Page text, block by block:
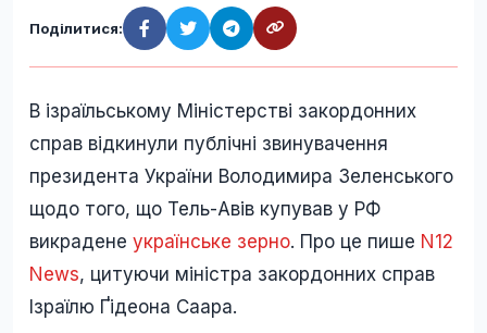
Поділитися:
В ізраїльському Міністерстві закордонних
справ відкинули публічні звинувачення
президента України Володимира Зеленського
щодо того, що Тель-Авів купував у РФ
викрадене українське зерно. Про це пише N12
News, цитуючи міністра закордонних справ
Ізраїлю Ґідеона Саара.